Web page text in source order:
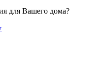
для Вашего дома?